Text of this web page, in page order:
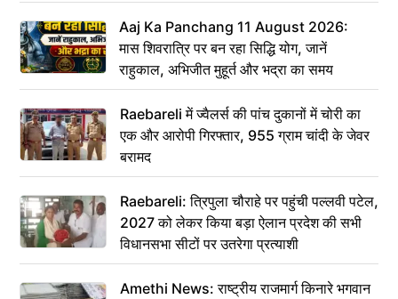
Aaj Ka Panchang 11 August 2026:
मास शिवरात्रि पर बन रहा सिद्धि योग, जानें
राहुकाल, अभिजीत मुहूर्त और भद्रा का समय
Raebareli में ज्वैलर्स की पांच दुकानों में चोरी का
एक और आरोपी गिरफ्तार, 955 ग्राम चांदी के जेवर
बरामद
Raebareli: त्रिपुला चौराहे पर पहुंची पल्लवी पटेल,
2027 को लेकर किया बड़ा ऐलान प्रदेश की सभी
विधानसभा सीटों पर उतरेगा प्रत्याशी
Amethi News: राष्ट्रीय राजमार्ग किनारे भगवान